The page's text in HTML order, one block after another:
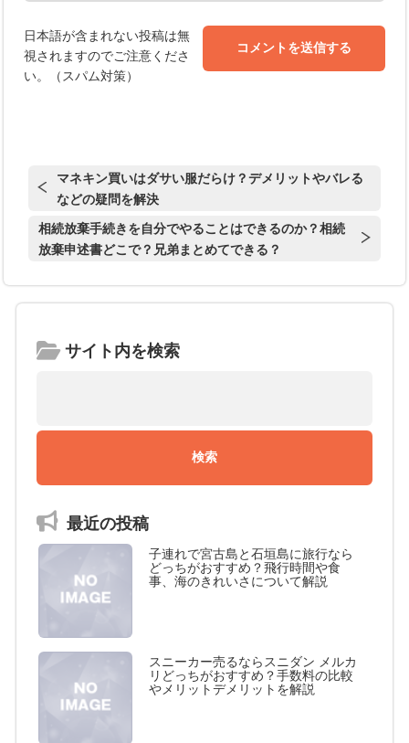
日本語が含まれない投稿は無
視されますのでご注意くださ
い。（スパム対策）
マネキン買いはダサい服だらけ？デメリットやバレる
などの疑問を解決
相続放棄手続きを自分でやることはできるのか？相続
放棄申述書どこで？兄弟まとめてできる？
サイト内を検索
最近の投稿
子連れで宮古島と石垣島に旅行なら
どっちがおすすめ？飛行時間や食
事、海のきれいさについて解説
スニーカー売るならスニダン メルカ
リどっちがおすすめ？手数料の比較
やメリットデメリットを解説